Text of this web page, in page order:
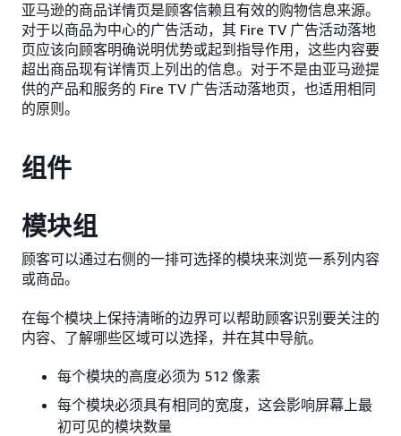
亚马逊的商品详情页是顾客信赖且有效的购物信息来源。
对于以商品为中心的广告活动，其 Fire TV 广告活动落地
页应该向顾客明确说明优势或起到指导作用，这些内容要
超出商品现有详情页上列出的信息。对于不是由亚马逊提
供的产品和服务的 Fire TV 广告活动落地页，也适用相同
的原则。
组件
模块组
顾客可以通过右侧的一排可选择的模块来浏览一系列内容
或商品。
在每个模块上保持清晰的边界可以帮助顾客识别要关注的
内容、了解哪些区域可以选择，并在其中导航。
每个模块的高度必须为 512 像素
每个模块必须具有相同的宽度，这会影响屏幕上最
初可见的模块数量